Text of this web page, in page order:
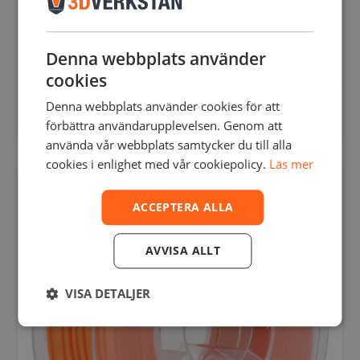
POLYMAKER INDUSTRIAL POLYMIDE PA6-GF
Denna webbplats använder
cookies
Denna webbplats använder cookies för att
förbättra användarupplevelsen. Genom att
använda vår webbplats samtycker du till alla
cookies i enlighet med vår cookiepolicy. Läs mer
ACCEPTERA ALLA
AVVISA ALLT
VISA DETALJER